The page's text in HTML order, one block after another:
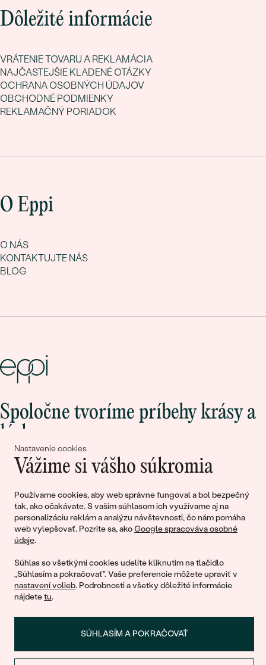
Nastavenie cookies
Vážime si vášho súkromia
Používame cookies, aby web správne fungoval a bol bezpečný
tak, ako očakávate. S vaším súhlasom ich využívame aj na
personalizáciu reklám a analýzu návštevnosti, čo nám pomáha
web vylepšovať. Pozrite sa, akoGoogle spracováva osobné
údaje.
Súhlas so všetkými cookies udelíte kliknutím na tlačidlo
„Súhlasím a pokračovať". Vaše preferencie môžete upraviť v
nastavení volieb. Podrobnosti a všetky dôležité informácie
nájdetetu.
SÚHLASÍM A POKRAČOVAŤ
Dôležité informácie
VRÁTENIE TOVARU A REKLAMÁCIA
NAJČASTEJŠIE KLADENÉ OTÁZKY
OCHRANA OSOBNÝCH ÚDAJOV
OBCHODNÉ PODMIENKY
REKLAMAČNÝ PORIADOK
O Eppi
O NÁS
KONTAKTUJTE NÁS
BLOG
Spoločne tvoríme príbehy krásy a
lásky
Pripojte sa k nám!
© 2011 - 2026, Eppi.sk